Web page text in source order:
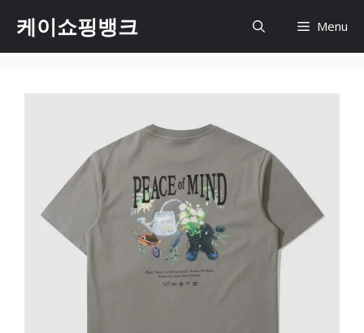
content
케이쇼핑뱅크 Menu